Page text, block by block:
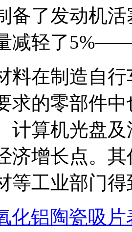
备了发动机
减轻了
料在制造自
求的零部件
计算机光盘
济增长点。
等工业部门
化铝陶瓷吸